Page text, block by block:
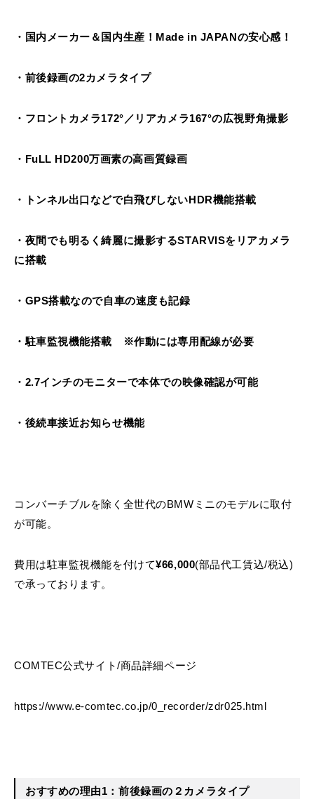
・国内メーカー＆国内生産！Made in JAPANの安心感！
・前後録画の2カメラタイプ
・フロントカメラ172°／リアカメラ167°の広視野角撮影
・FuLL HD200万画素の高画質録画
・トンネル出口などで白飛びしないHDR機能搭載
・夜間でも明るく綺麗に撮影するSTARVISをリアカメラ
に搭載
・GPS搭載なので自車の速度も記録
・駐車監視機能搭載 ※作動には専用配線が必要
・2.7インチのモニターで本体での映像確認が可能
・後続車接近お知らせ機能
コンバーチブルを除く全世代のBMWミニのモデルに取付
が可能。
費用は駐車監視機能を付けて¥66,000(部品代工賃込/税込)
で承っております。
COMTEC公式サイト/商品詳細ページ
https://www.e-comtec.co.jp/0_recorder/zdr025.html
おすすめの理由1：前後録画の２カメラタイプ